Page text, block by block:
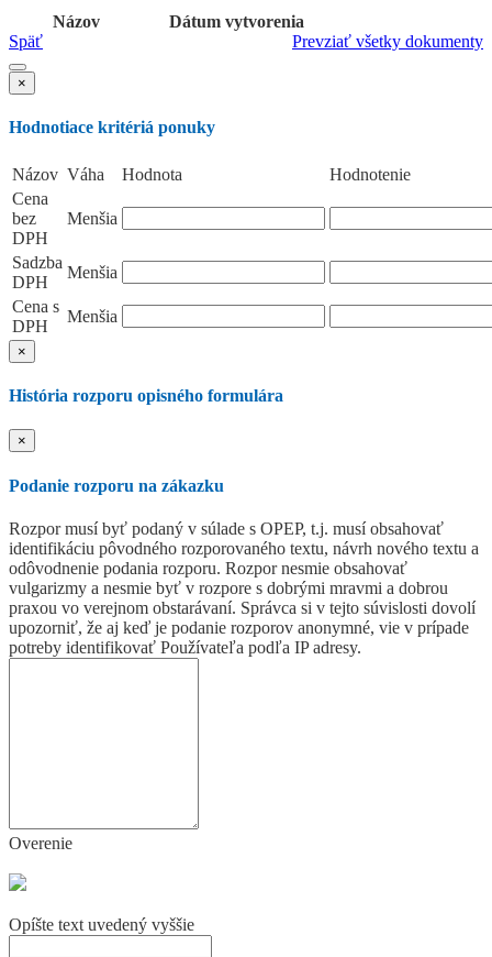
Názov
Dátum vytvorenia
Prevziať všetky dokumenty
Späť
×
Hodnotiace kritériá ponuky
Názov Váha Hodnota
Hodnotenie
Cena
bez
DPH
Menšia
Sadzba
DPH
Menšia
Cena s
DPH
Menšia
×
História rozporu opisného formulára
×
Podanie rozporu na zákazku
Rozpor musí byť podaný v súlade s OPEP, t.j. musí obsahovať
identifikáciu pôvodného rozporovaného textu, návrh nového textu a
odôvodnenie podania rozporu. Rozpor nesmie obsahovať
vulgarizmy a nesmie byť v rozpore s dobrými mravmi a dobrou
praxou vo verejnom obstarávaní. Správca si v tejto súvislosti dovolí
upozorniť, že aj keď je podanie rozporov anonymné, vie v prípade
potreby identifikovať Používateľa podľa IP adresy.
Overenie
Opíšte text uvedený vyššie